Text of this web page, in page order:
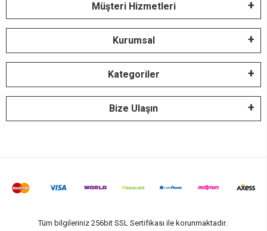
Müşteri Hizmetleri
Kurumsal
Kategoriler
Bize Ulaşın
Tüm bilgileriniz 256bit SSL Sertifikası ile korunmaktadır.